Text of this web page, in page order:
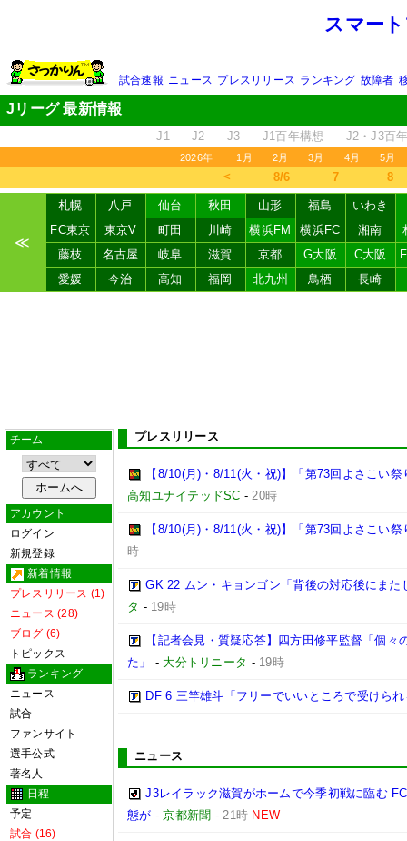
スマー
試合速報 ニュース プレスリリース ランキング 故障者
Jリーグ 最新情報
J1 J2 J3 J1百年構想 J2・J3百
2026年 1月 2月 3月 4月 5月
＜ 8/6 7 8
≪
札幌 八戸 仙台 秋田 山形 福島
いわき
FC東京
東京V 町田 川崎 横浜FM 横浜FC 湘南
藤枝
名古屋 岐阜 滋賀 京都 G大阪 C大阪
愛媛
今治 高知 福岡 北九州 鳥栖 長崎
チーム
アカウント
ログイン
新規登録
新着情報
プレスリリース (1)
ニュース (28)
ブログ (6)
トピックス
ランキング
ニュース
試合
ファンサイト
選手公式
著名人
日程
予定
試合 (16)
プレスリリース
【8/10(月)・8/11(火・祝)】「第73回よさこい
高知ユナイテッドSC -20時
【8/10(月)・8/11(火・祝)】「第73回よさこい
時
GK 22 ムン・キョンゴン「背後の対応後にま
タ - 19時
【記者会見・質疑応答】四方田修平監督「個
た」
- 大分トリニータ - 19時
DF 6 三竿雄斗「フリーでいいところで受けら
ニュース
J3レイラック滋賀がホームで今季初戦に臨む
態が -京都新聞 -21時 NEW